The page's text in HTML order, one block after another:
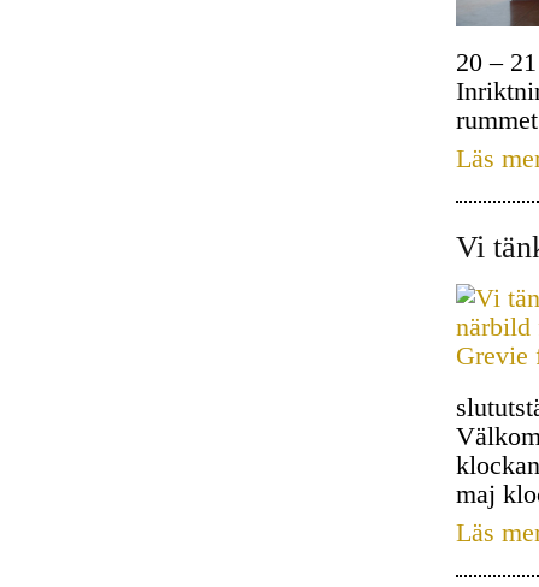
20 –
Läs
Vi
maj
Läs